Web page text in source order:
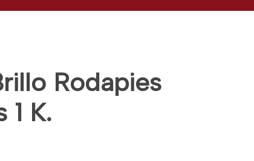
Rodapies
1 K.